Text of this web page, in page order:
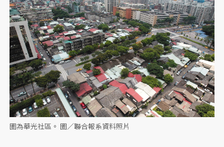
圖為華光社區。 圖／聯合報系資料照片